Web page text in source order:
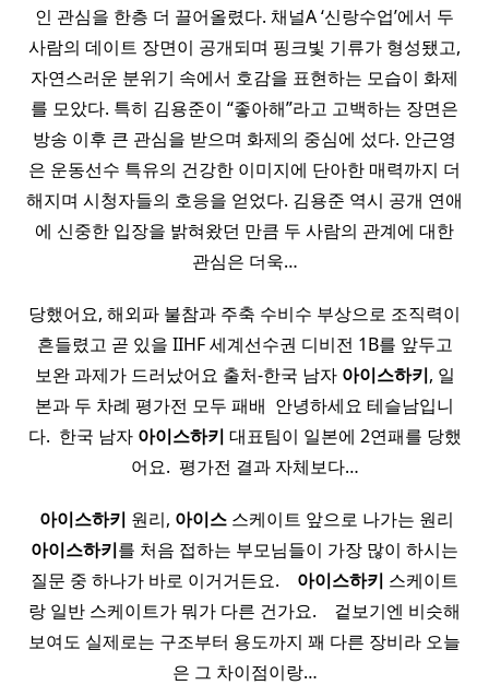
인 관심을 한층 더 끌어올렸다. 채널A ‘신랑수업’에서 두
사람의 데이트 장면이 공개되며 핑크빛 기류가 형성됐고,
자연스러운 분위기 속에서 호감을 표현하는 모습이 화제
를 모았다. 특히 김용준이 “좋아해”라고 고백하는 장면은
방송 이후 큰 관심을 받으며 화제의 중심에 섰다. 안근영
은 운동선수 특유의 건강한 이미지에 단아한 매력까지 더
해지며 시청자들의 호응을 얻었다. 김용준 역시 공개 연애
에 신중한 입장을 밝혀왔던 만큼 두 사람의 관계에 대한
관심은 더욱…
당했어요, 해외파 불참과 주축 수비수 부상으로 조직력이
흔들렸고 곧 있을 IIHF 세계선수권 디비전 1B를 앞두고
보완 과제가 드러났어요 출처-한국 남자 아이스하키, 일
본과 두 차례 평가전 모두 패배 ​ 안녕하세요 테슬남입니
다. ​ 한국 남자 아이스하키 대표팀이 일본에 2연패를 당했
어요. ​ 평가전 결과 자체보다…
아이스하키 원리, 아이스 스케이트 앞으로 나가는 원리 ​ ​
아이스하키를 처음 접하는 부모님들이 가장 많이 하시는
질문 중 하나가 바로 이거거든요. ​ ​ ​ 아이스하키 스케이트
랑 일반 스케이트가 뭐가 다른 건가요. ​ ​ ​ 겉보기엔 비슷해
보여도 실제로는 구조부터 용도까지 꽤 다른 장비라 오늘
은 그 차이점이랑…